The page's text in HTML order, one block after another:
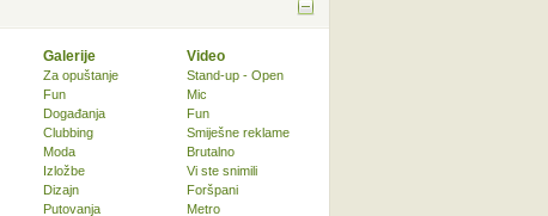
Galerije
Za opuštanje
Fun
Događanja
Clubbing
Moda
Izložbe
Dizajn
Putovanja
Video
Stand-up - Open
Mic
Fun
Smiješne reklame
Brutalno
Vi ste snimili
Foršpani
Metro